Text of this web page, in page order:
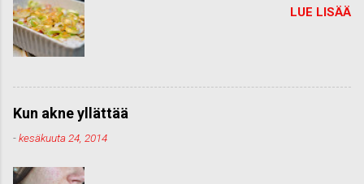
LUE LISÄÄ
Kun akne yllättää
-kesäkuuta 24, 2014